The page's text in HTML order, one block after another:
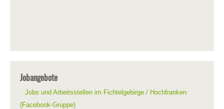
Jobangebote
Jobs und Arbeitsstellen im Fichtelgebirge / Hochfranken
(Facebook-Gruppe)